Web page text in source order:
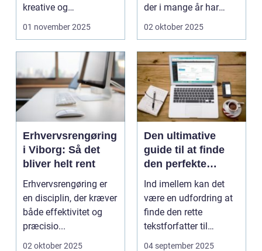
kreative og
engagerende metoder
01 november 2025
der i mange år har
prydet stuevæ...
02 oktober 2025
Erhvervsrengøring
i Viborg: Så det
bliver helt rent
Erhvervsrengøring er
en disciplin, der kræver
både effektivitet og
præcisio...
02 oktober 2025
Den ultimative
guide til at finde
den perfekte
tekstforfatter til
hjemmeside
Ind imellem kan det
være en udfordring at
finde den rette
tekstforfatter til
hjemmeside. Hvord...
04 september 2025